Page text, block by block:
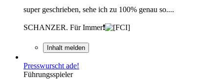
super geschrieben, sehe ich zu 100% genau so....
SCHANZER. Für Immer❗
Inhalt melden
Presswurscht ade!
Führungsspieler